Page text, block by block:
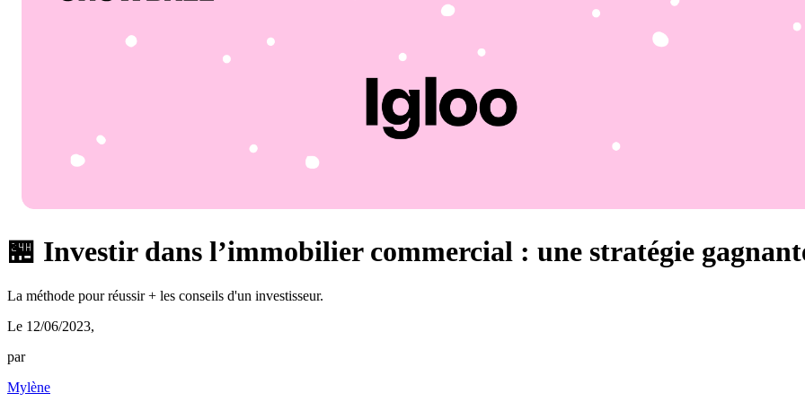
🏪 Investir dans l’immobilier commercial : une stratégie
La méthode pour réussir + les conseils d'un investisseur.
Le 12/06/2023,
par
Mylène